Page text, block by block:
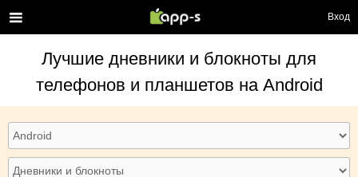
Вход
Лучшие дневники и блокноты для
телефонов и планшетов на Android